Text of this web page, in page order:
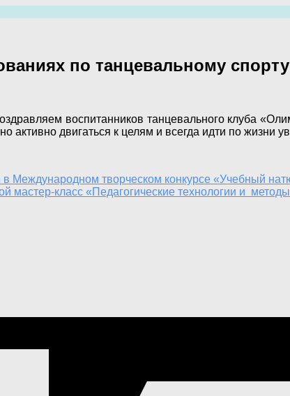
по танцевальному
воспитанников танцевального клуба
активно двигаться к целям и всегда идти по жизни
Международном творческом конкурсе «Учебный
мастер-класс «Педагогические технологии и